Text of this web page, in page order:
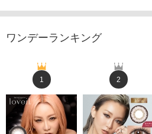
ワンデーランキング
1 2